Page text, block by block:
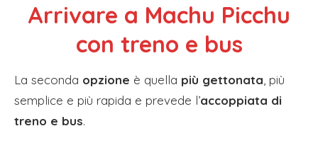
Arrivare a Machu Picchu
con treno e bus
La seconda opzione è quella più gettonata , più
semplice e più rapida e prevede l’accoppiata di
treno e bus.